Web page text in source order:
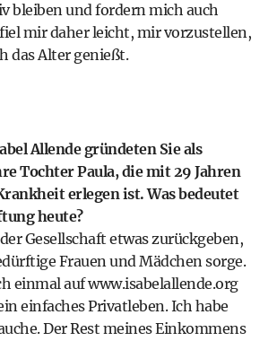
bleiben und fordern mich auch
mir daher leicht, mir vorzustellen,
das Alter genießt.
Allende gründeten Sie als
Tochter Paula, die mit 29 Jahren
erlegen ist. Was bedeutet
heute?
Gesellschaft etwas zurückgeben,
Frauen und Mädchen sorge.
einmal aufwww.isabelallende.org
einfaches Privatleben. Ich habe
Der Rest meines Einkommens